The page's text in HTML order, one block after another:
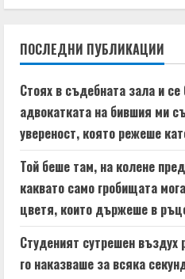
u
e
R
e
a
d
i
ПОСЛЕДНИ ПУБЛИКАЦИИ
Стоях в съдебната зала и
адвокатката на бившия ми
увереност, която режеше
Той беше там, на колене
каквато само гробищата
цветя, които държеше в
Студеният сутрешен
го наказваше за всяка